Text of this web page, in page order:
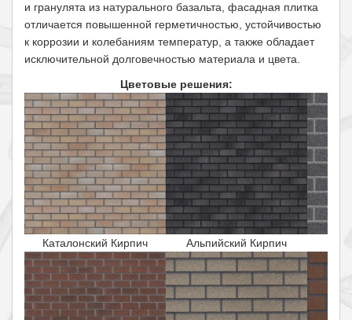
и гранулята из натурального базальта, фасадная плитка
отличается повышенной герметичностью, устойчивостью
к коррозии и колебаниям температур, а также обладает
исключительной долговечностью материала и цвета.
Цветовые решения:
Каталонский Кирпич Альпийский Кирпич